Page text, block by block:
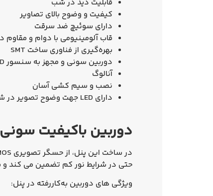
قابلیت دید در شب
کیفیت و وضوح بالای تصاویر
دارای سوئیچ ضد سرقت
قاب آلومینیومی با دوام و مقاوم
بهره‌گیری از فناوری ساخت SMT
دوربین سونی و مجهز به سنسور CCD
آنالوگ
نصب و سيم کشی آسان
دارای LED جهت وضوح تصویر در شب
دوربین باکیفیت
در ساخت این پنل، از حسگر تصویری CMOS ساخت شرکت مطرح
حتی در شرایط نور کم تضمین می‌ کند
ویژگی‌ های دوربین به‌کاررفته در پنل: